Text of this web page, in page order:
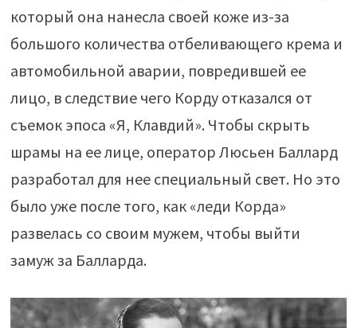
который она нанесла своей коже из-за
большого количества отбеливающего крема и
автомобильной аварии, повредившей ее
лицо, в следствие чего Корду отказался от
съемок эпоса «Я, Клавдий». Чтобы скрыть
шрамы на ее лице, оператор Люсьен Баллард
разработал для нее специальный свет. Но это
было уже после того, как «леди Корда»
развелась со своим мужем, чтобы выйти
замуж за Балларда.